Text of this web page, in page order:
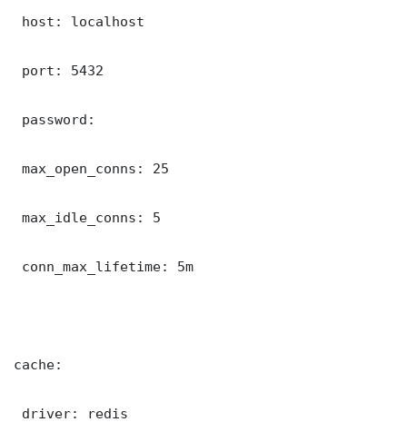
host: localhost
port: 5432
password:
max_open_conns: 25
max_idle_conns: 5
conn_max_lifetime: 5m
cache:
driver: redis